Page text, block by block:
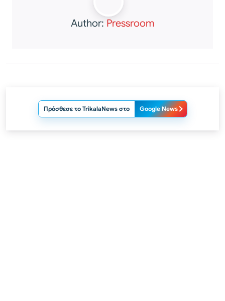
Author: Pressroom
Πρόσθεσε το TrikalaNews στο Google News